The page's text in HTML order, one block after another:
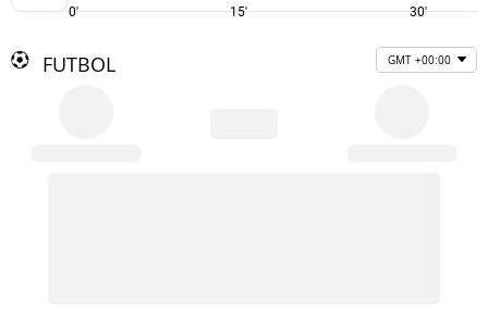
0' 15' 30'
FUTBOL GMT +00:00